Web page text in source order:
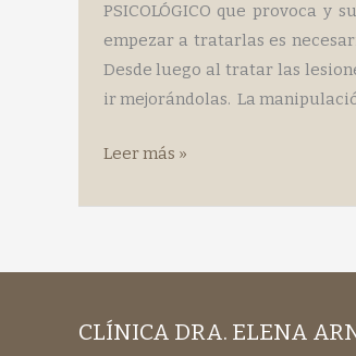
PSICOLÓGICO que provoca y
empezar a tratarlas es
Desde luego al tratar las
ir mejorándolas. La
LAS
DE
Leer más »
CLÍNICA DRA. ELENA